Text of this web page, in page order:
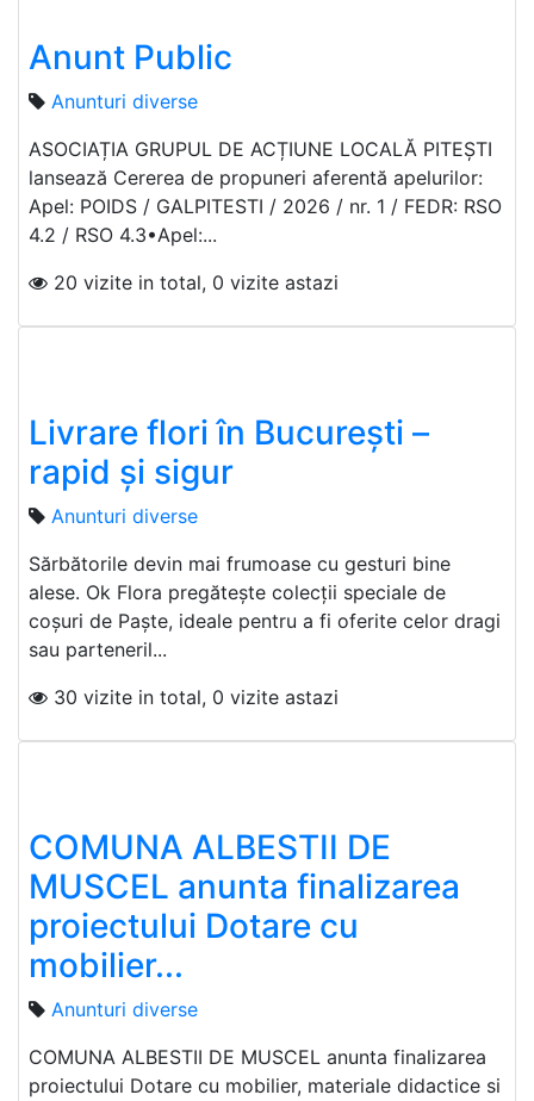
Anunt Public
Anunturi diverse
ASOCIAȚIA GRUPUL DE ACȚIUNE LOCALĂ PITEȘTI
lansează Cererea de propuneri aferentă apelurilor:
Apel: POIDS / GALPITESTI / 2026 / nr. 1 / FEDR: RSO
4.2 / RSO 4.3•Apel:...
20 vizite in total, 0 vizite astazi
Livrare flori în București –
rapid și sigur
Anunturi diverse
Sărbătorile devin mai frumoase cu gesturi bine
alese. Ok Flora pregătește colecții speciale de
coșuri de Paște, ideale pentru a fi oferite celor dragi
sau parteneril...
30 vizite in total, 0 vizite astazi
COMUNA ALBESTII DE
MUSCEL anunta finalizarea
proiectului Dotare cu
mobilier...
Anunturi diverse
COMUNA ALBESTII DE MUSCEL anunta finalizarea
proiectului Dotare cu mobilier, materiale didactice si